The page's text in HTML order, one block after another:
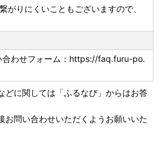
がりにくいこともございますので、
合わせフォーム：https://faq.furu-po.
どに関しては「ふるなび」からはお答
お問い合わせいただくようお願いいた